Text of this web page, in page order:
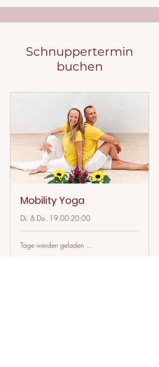
Schnuppertermin
buchen
Mobility Yoga
Di. & Do. 19:00-20:00
Tage werden geladen ...